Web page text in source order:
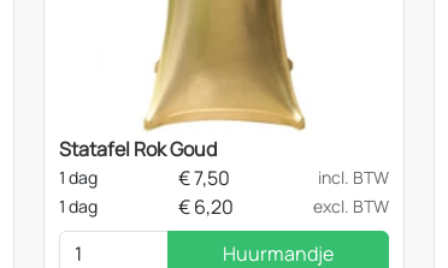
Statafel Rok Goud
1 dag €7,50
incl. BTW
1 dag
€6,20 excl. BTW
Huurmandje